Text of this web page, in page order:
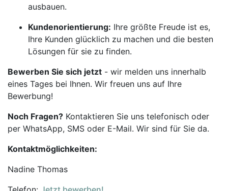
ausbauen.
Kundenorientierung: Ihre größte Freude ist es,
Ihre Kunden glücklich zu machen und die besten
Lösungen für sie zu finden.
Bewerben Sie sich jetzt - wir melden uns innerhalb
eines Tages bei Ihnen. Wir freuen uns auf Ihre
Bewerbung!
Noch Fragen? Kontaktieren Sie uns telefonisch oder
per WhatsApp, SMS oder E-Mail. Wir sind für Sie da.
Kontaktmöglichkeiten:
Nadine Thomas